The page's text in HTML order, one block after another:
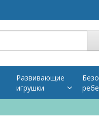
Развивающие
игрушки